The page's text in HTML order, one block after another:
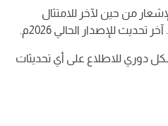
من حين لآخر للامتثال
للإصدار الحالي 2026م.
دوري للاطلاع على أي تحديثات